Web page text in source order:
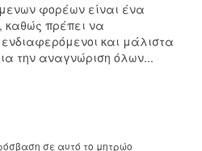
φορέων είναι ένα
καθώς πρέπει να
και μάλιστα
την αναγνώριση όλων...
σε αυτό το μητρώο